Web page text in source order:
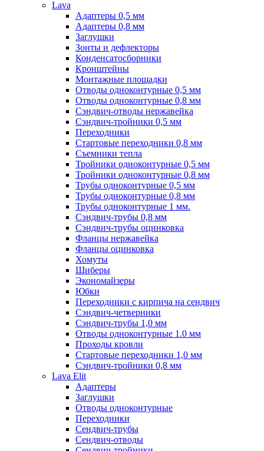
Lava
Адаптеры 0,5 мм
Адаптеры 0,8 мм
Заглушки
Зонты и дефлекторы
Конденсатосборники
Кронштейны
Монтажные площадки
Отводы одноконтурные 0,5 мм
Отводы одноконтурные 0,8 мм
Сэндвич-отводы нержавейка
Сэндвич-тройники 0,5 мм
Переходники
Стартовые переходники 0,8 мм
Съемники тепла
Тройники одноконтурные 0,5 мм
Тройники одноконтурные 0,8 мм
Трубы одноконтурные 0,5 мм
Трубы одноконтурные 0,8 мм
Трубы одноконтурные 1 мм.
Сэндвич-трубы 0,8 мм
Сэндвич-трубы оцинковка
Фланцы нержавейка
Фланцы оцинковка
Хомуты
Шиберы
Экономайзеры
Юбки
Переходники с кирпича на сендвич
Сэндвич-четверники
Сэндвич-трубы 1,0 мм
Отводы одноконтурные 1.0 мм
Проходы кровли
Стартовые переходники 1,0 мм
Сэндвич-тройники 0,8 мм
Lava Elit
Адаптеры
Заглушки
Отводы одноконтурные
Переходники
Сендвич-трубы
Сендвич-отводы